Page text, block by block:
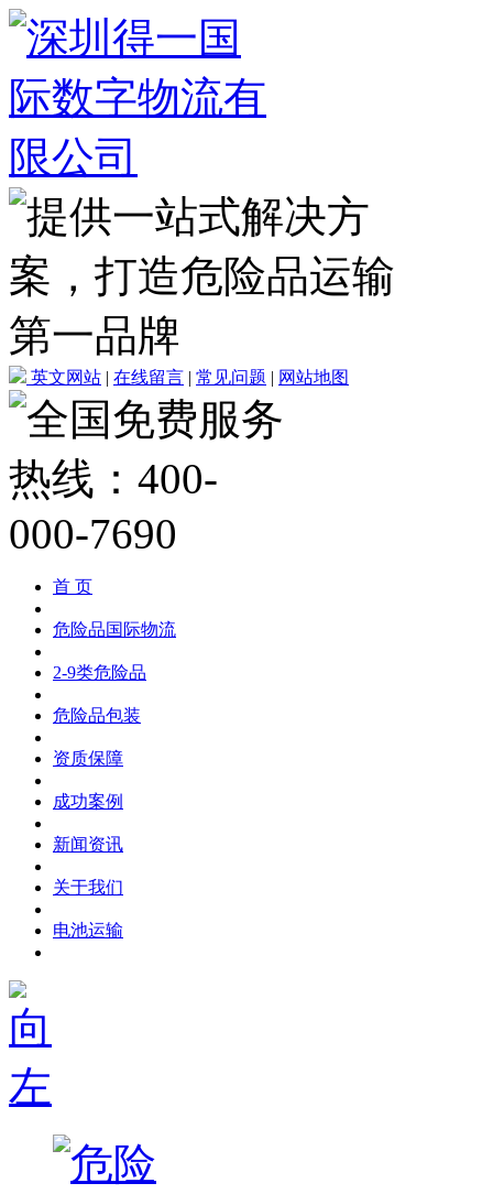
英文网站 | 在线留言 | 常见问题 | 网站地图
首 页
危险品国际物流
2-9类危险品
危险品包装
资质保障
成功案例
新闻资讯
关于我们
电池运输